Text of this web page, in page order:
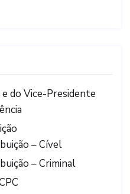
do Vice-Presidente
– Cível
– Criminal